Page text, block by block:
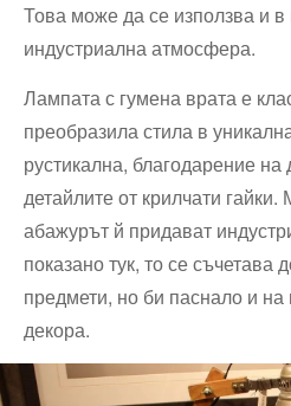
Това може да се използва и в
индустриална атмосфера.
Лампата с гумена врата е
преобразила стила в
рустикална, благодарение
детайлите от крилчати
абажурът й придават
показано тук, то се съчетава
предмети, но би паснало и на
декора.